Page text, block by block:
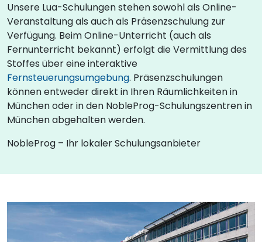
Unsere Lua-Schulungen stehen sowohl als Online-
Veranstaltung als auch als Präsenzschulung zur
Verfügung. Beim Online-Unterricht (auch als
Fernunterricht bekannt) erfolgt die Vermittlung des
Stoffes über eine interaktive
Fernsteuerungsumgebung. Präsenzschulungen
können entweder direkt in Ihren Räumlichkeiten in
München oder in den NobleProg-Schulungszentren in
München abgehalten werden.
NobleProg – Ihr lokaler Schulungsanbieter